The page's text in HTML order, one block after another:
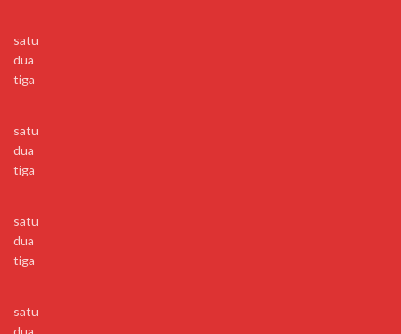
satu
dua
tiga
satu
dua
tiga
satu
dua
tiga
satu
dua